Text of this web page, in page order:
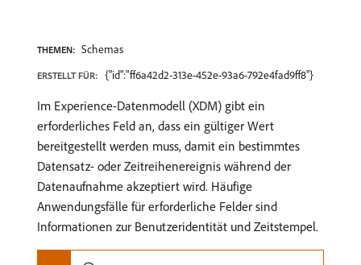
THEMEN: Schemas
ERSTELLT FÜR: {"id":"ff6a42d2-313e-452e-93a6-792e4fad9ff8"}
Im Experience-Datenmodell (XDM) gibt ein
erforderliches Feld an, dass ein gültiger Wert
bereitgestellt werden muss, damit ein bestimmtes
Datensatz- oder Zeitreihenereignis während der
Datenaufnahme akzeptiert wird. Häufige
Anwendungsfälle für erforderliche Felder sind
Informationen zur Benutzeridentität und Zeitstempel.